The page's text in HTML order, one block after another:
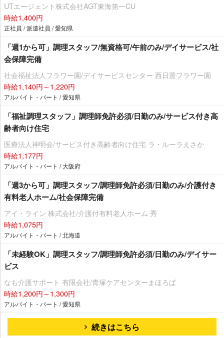
UTエージェント株式会社AGT東海第一CU
時給1,400円
正社員 / 派遣社員 / 愛知県
「週1から可」調理スタッフ/無資格可/午前のみ/デイサービス/社
会保障完備
社会福祉法人フラワー園/デイサービスセンター 西日置フラワー園
時給1,140円～1,220円
アルバイト・パート / 愛知県
「福祉調理スタッフ」調理師免許必須/日勤のみ/サービス付き高
齢者向け住宅
医療法人神明会/サービス付き高齢者向け住宅 ラ・ルーラえさか
時給1,177円
アルバイト・パート / 大阪府
「週3から可」調理スタッフ/調理師免許必須/日勤のみ/介護付き
有料老人ホーム/社会保障完備
アイ・ライン 株式会社/介護付有料老人ホーム 秀
時給1,075円
アルバイト・パート / 北海道
「未経験OK」調理スタッフ/調理師免許必須/日勤のみ/デイサー
ビス
なも介護サポート 有限会社/青塚ケアセンターまほろば
時給1,200円～1,300円
アルバイト・パート / 愛知県
続きはこちら